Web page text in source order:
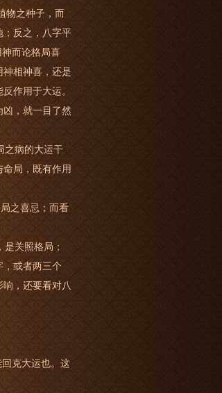
物之种子，而
；反之，八字平
而论格局喜
相神喜，还是
作用于大运。
，就一目了然
之病的大运干
局，既有作用
之喜忌；而看
关照格局；
，或者两三个
，还要看对八
克大运也。这